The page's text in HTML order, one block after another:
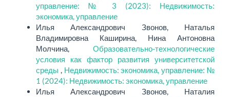
управление: № 3 (2023): Недвижимость:
экономика, управление
Илья Александрович Звонов, Наталья
Владимировна Каширина, Нина Антоновна
Молчина, Образовательно-технологические
условия как фактор развития университетской
среды , Недвижимость: экономика, управление: №
1 (2024): Недвижимость: экономика, управление
Илья Александрович Звонов, Наталия